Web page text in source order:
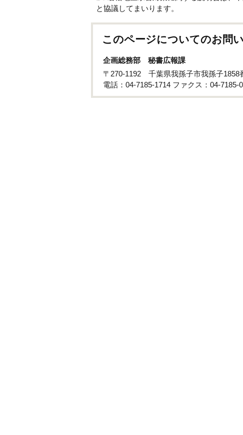
と協議してまいります。
このページについてのお問
企画総務部 秘書広報課
〒270-1192 千葉県我孫子市我孫子1858
電話：04-7185-1714 ファクス：04-7185-